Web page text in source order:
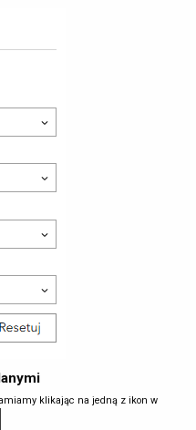
klikając na jedną z ikon w